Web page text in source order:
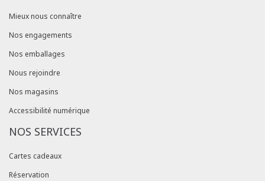
Mieux nous connaître
Nos engagements
Nos emballages
Nous rejoindre
Nos magasins
Accessibilité numérique
NOS SERVICES
Cartes cadeaux
Réservation